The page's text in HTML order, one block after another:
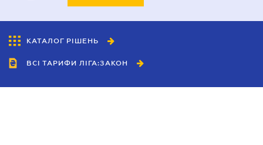
КАТАЛОГ РІШЕНЬ
ВСІ ТАРИФИ ЛІГА:ЗАКОН